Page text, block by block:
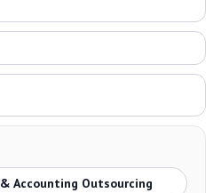
Accounting Outsourcing